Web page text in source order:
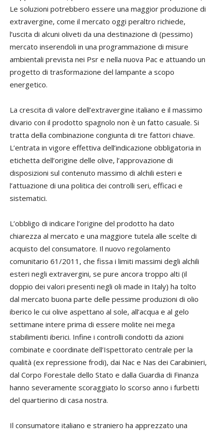
Le soluzioni potrebbero essere una maggior produzione di
extravergine, come il mercato oggi peraltro richiede,
l’uscita di alcuni oliveti da una destinazione di (pessimo)
mercato inserendoli in una programmazione di misure
ambientali prevista nei Psr e nella nuova Pac e attuando un
progetto di trasformazione del lampante a scopo
energetico.
La crescita di valore dell’extravergine italiano e il massimo
divario con il prodotto spagnolo non è un fatto casuale. Si
tratta della combinazione congiunta di tre fattori chiave.
L’entrata in vigore effettiva dell’indicazione obbligatoria in
etichetta dell’origine delle olive, l’approvazione di
disposizioni sul contenuto massimo di alchili esteri e
l’attuazione di una politica dei controlli seri, efficaci e
sistematici.
L’obbligo di indicare l’origine del prodotto ha dato
chiarezza al mercato e una maggiore tutela alle scelte di
acquisto del consumatore. Il nuovo regolamento
comunitario 61/2011, che fissa i limiti massimi degli alchili
esteri negli extravergini, se pure ancora troppo alti (il
doppio dei valori presenti negli oli made in Italy) ha tolto
dal mercato buona parte delle pessime produzioni di olio
iberico le cui olive aspettano al sole, all’acqua e al gelo
settimane intere prima di essere molite nei mega
stabilimenti iberici. Infine i controlli condotti da azioni
combinate e coordinate dell’Ispettorato centrale per la
qualità (ex repressione frodi), dai Nac e Nas dei Carabinieri,
dal Corpo Forestale dello Stato e dalla Guardia di Finanza
hanno severamente scoraggiato lo scorso anno i furbetti
del quartierino di casa nostra.
Il consumatore italiano e straniero ha apprezzato una